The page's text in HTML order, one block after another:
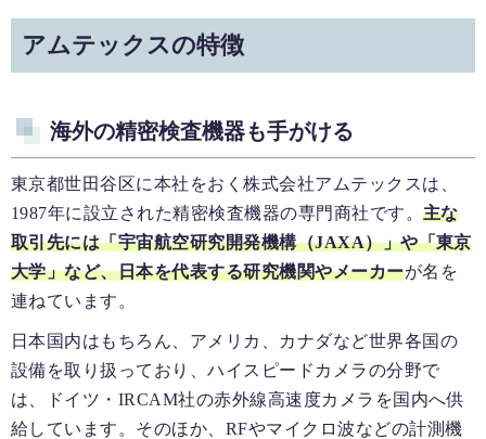
アムテックスの特徴
海外の精密検査機器も手がける
東京都世田谷区に本社をおく株式会社アムテックスは、
1987年に設立された精密検査機器の専門商社です。 主な
取引先には「宇宙航空研究開発機構（JAXA）」や「東京
大学」など、日本を代表する研究機関やメーカーが名を
連ねています。
日本国内はもちろん、アメリカ、カナダなど世界各国の
設備を取り扱っており、ハイスピードカメラの分野で
は、ドイツ・IRCAM社の赤外線高速度カメラを国内へ供
給しています。そのほか、RFやマイクロ波などの計測機